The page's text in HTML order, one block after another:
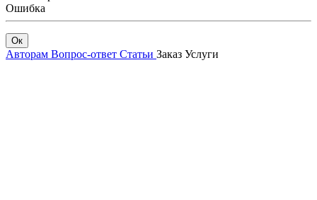
Ошибка
Ок
Авторам Вопрос-ответ Статьи Заказ Услуги